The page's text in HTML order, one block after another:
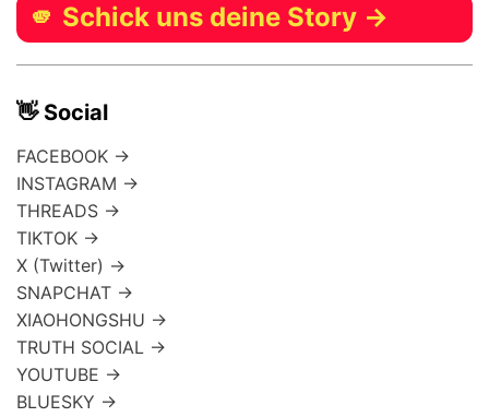
🫵 Schick uns deine Story →
👋 Social
FACEBOOK →
INSTAGRAM →
THREADS →
TIKTOK →
X (Twitter) →
SNAPCHAT →
XIAOHONGSHU →
TRUTH SOCIAL →
YOUTUBE →
BLUESKY →